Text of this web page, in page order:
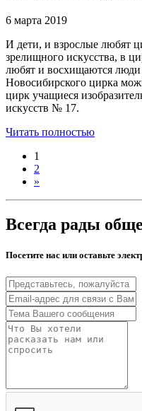
6 марта 2019
И дети, и взрослые любят
зрелищного искусства, в
любят и восхищаются
Новосибирского цирка
цирк учащиеся
искусств № 17.
Читать полностью
1
2
»
Всегда рады
Посетите нас или оставьте